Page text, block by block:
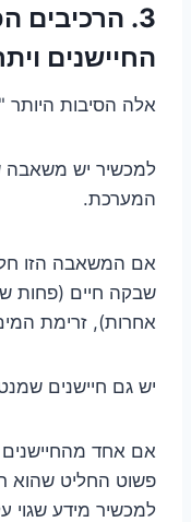
3. הרכיבים
החיישנים
אלה הסיבות היותר
למכשיר יש משאבה
המערכת.
אם המשאבה הזו
אחרות), זרימת
יש גם חיישנים
אם אחד
פשוט החליט שהוא
למכשיר מידע שגוי